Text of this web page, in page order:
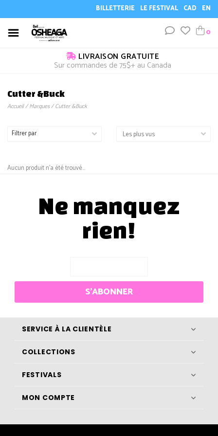
BILLETTERIE LE FESTIVAL CAD EN
0
LIVRAISON GRATUITE
Sur commandes de 75$+ au Canada
Cutter &Buck
Accueil/Marques/Cutter &Buck
Filtrer par
Aucun produit n'a été trouvé...
Ne manquez
rien!
S'ABONNER
SERVICE À LA CLIENTÈLE
COLLECTIONS
FESTIVALS
MON COMPTE